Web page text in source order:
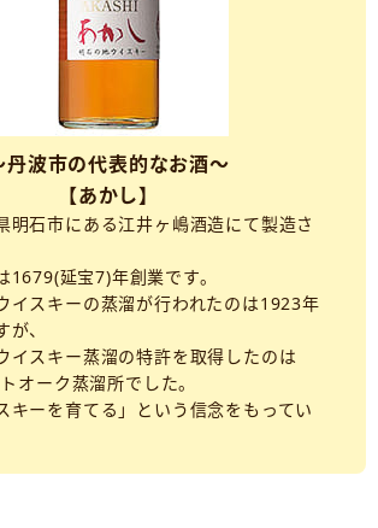
丹波市の代表的なお酒～
【あかし】
明石市にある江井ヶ嶋酒造にて製造さ
1679(延宝7)年創業です。
イスキーの蒸溜が行われたのは1923年
、
イスキー蒸溜の特許を取得したのは
オーク蒸溜所でした。
キーを育てる」という信念をもってい